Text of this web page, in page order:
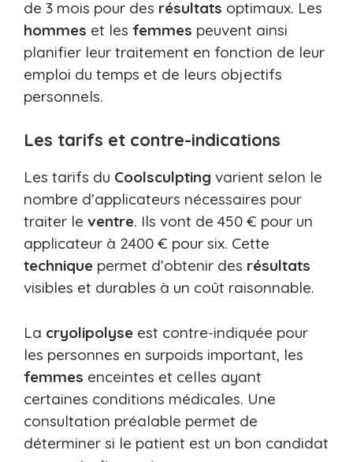
de 3 mois pour des résultats optimaux. Les
hommes et les femmes peuvent ainsi
planifier leur traitement en fonction de leur
emploi du temps et de leurs objectifs
personnels.
Les tarifs et contre-indications
Les tarifs du Coolsculpting varient selon le
nombre d’applicateurs nécessaires pour
traiter le ventre. Ils vont de 450 € pour un
applicateur à 2400 € pour six. Cette
technique permet d’obtenir des résultats
visibles et durables à un coût raisonnable.
La cryolipolyse est contre-indiquée pour
les personnes en surpoids important, les
femmes enceintes et celles ayant
certaines conditions médicales. Une
consultation préalable permet de
déterminer si le patient est un bon candidat